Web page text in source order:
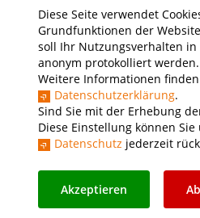
Diese Seite verwendet
Grundfunktionen der
soll Ihr Nutzungsverhalten in
anonym protokolliert werden.
Weitere Informationen
Datenschutzerklärung.
Sind Sie mit der Erhebung
Diese Einstellung können
Datenschutz jederzeit
Akzeptieren
Kunststofftechnik und
Maschinenbau
THWS Business School
Wirtschaftsingenieurwesen
Presse Stellenausschreibungen
Instagram YouTube LinkedIn
Impressum Barrierefreiheit